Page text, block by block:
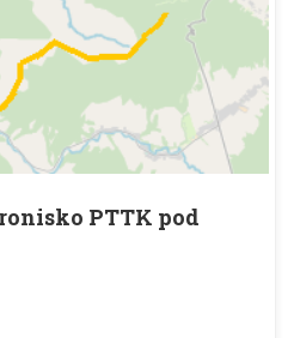
PTTK pod